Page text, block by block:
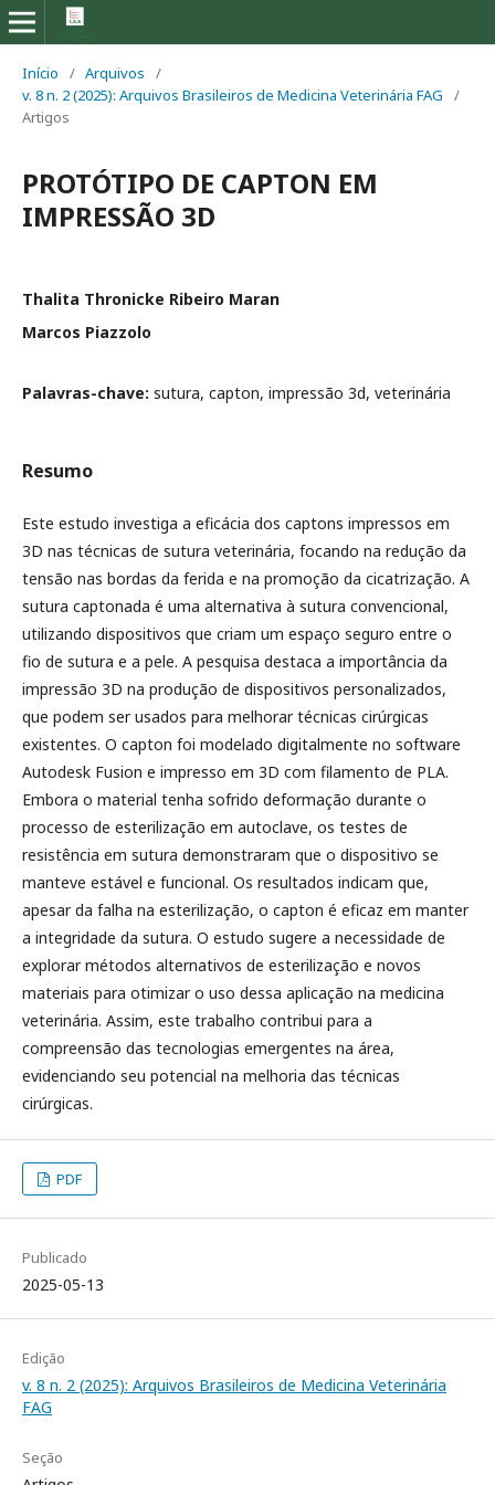
Início / Arquivos
/
v. 8 n. 2 (2025): Arquivos Brasileiros de Medicina Veterinária FAG
/
Artigos
PROTÓTIPO DE CAPTON EM
IMPRESSÃO 3D
Thalita Thronicke Ribeiro Maran
Marcos Piazzolo
Palavras-chave: sutura, capton, impressão 3d, veterinária
Resumo
Este estudo investiga a eficácia dos captons impressos em
3D nas técnicas de sutura veterinária, focando na redução da
tensão nas bordas da ferida e na promoção da cicatrização. A
sutura captonada é uma alternativa à sutura convencional,
utilizando dispositivos que criam um espaço seguro entre o
fio de sutura e a pele. A pesquisa destaca a importância da
impressão 3D na produção de dispositivos personalizados,
que podem ser usados para melhorar técnicas cirúrgicas
existentes. O capton foi modelado digitalmente no software
Autodesk Fusion e impresso em 3D com filamento de PLA.
Embora o material tenha sofrido deformação durante o
processo de esterilização em autoclave, os testes de
resistência em sutura demonstraram que o dispositivo se
manteve estável e funcional. Os resultados indicam que,
apesar da falha na esterilização, o capton é eficaz em manter
a integridade da sutura. O estudo sugere a necessidade de
explorar métodos alternativos de esterilização e novos
materiais para otimizar o uso dessa aplicação na medicina
veterinária. Assim, este trabalho contribui para a
compreensão das tecnologias emergentes na área,
evidenciando seu potencial na melhoria das técnicas
cirúrgicas.
PDF
Publicado
2025-05-13
Edição
v. 8 n. 2 (2025): Arquivos Brasileiros de Medicina Veterinária
FAG
Seção